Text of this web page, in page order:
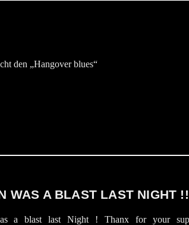
den „Hangover blues“
WAS A BLAST LAST NIGHT !!
a blast last Night ! Thanx for your